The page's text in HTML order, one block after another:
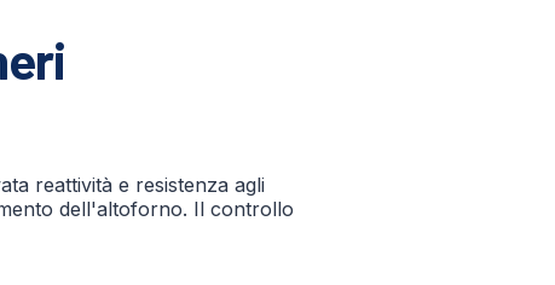
reattività e resistenza agli
dell'altoforno. Il controllo